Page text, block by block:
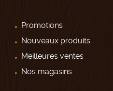
Promotions
Nouveaux produits
Meilleures ventes
Nos magasins